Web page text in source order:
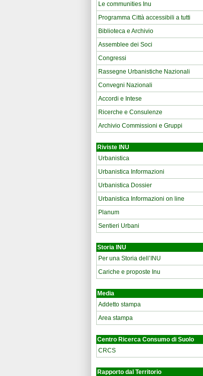
Le communities Inu
Programma Città accessibili a tutti
Biblioteca e Archivio
Assemblee dei Soci
Congressi
Rassegne Urbanistiche Nazionali
Convegni Nazionali
Accordi e Intese
Ricerche e Consulenze
Archivio Commissioni e Gruppi
Riviste INU
Urbanistica
Urbanistica Informazioni
Urbanistica Dossier
Urbanistica Informazioni on line
Planum
Sentieri Urbani
Storia INU
Per una Storia dell’INU
Cariche e proposte Inu
Media
Addetto stampa
Area stampa
Centro Ricerca Consumo di Suolo
CRCS
Rapporto dal Territorio